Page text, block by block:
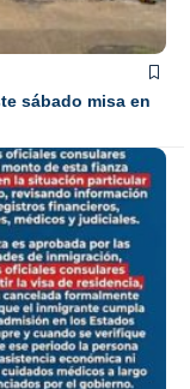
sábado misa en